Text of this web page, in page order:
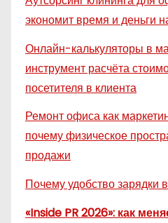
экономит время и деньги
Онлайн-калькуляторы в
инструмент расчёта
посетителя в клиента
Ремонт офиса как
почему физическое
продажи
Почему удобство зарядки
«Inside PR 2026»: как